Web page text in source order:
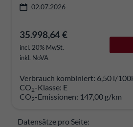
02.07.2026
35.998,64 €
incl. 20% MwSt.
inkl. NoVA
Verbrauch kombiniert: 6,50 l/
CO2-Klasse: E
CO2-Emissionen: 147,00 g/km
Datensätze pro Seite: